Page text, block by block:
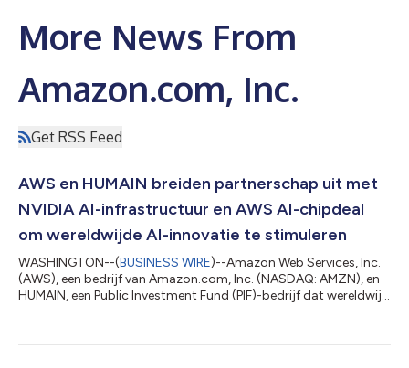
More News From
Amazon.com, Inc.
Get RSS Feed
AWS en HUMAIN breiden partnerschap uit met
NVIDIA AI-infrastructuur en AWS AI-chipdeal
om wereldwijde AI-innovatie te stimuleren
WASHINGTON--(BUSINESS WIRE)--Amazon Web Services, Inc.
(AWS), een bedrijf van Amazon.com, Inc. (NASDAQ: AMZN), en
HUMAIN, een Public Investment Fund (PIF)-bedrijf dat wereldwijd
aangekondigd om tot 150.000 AI-accelerators te leveren, te